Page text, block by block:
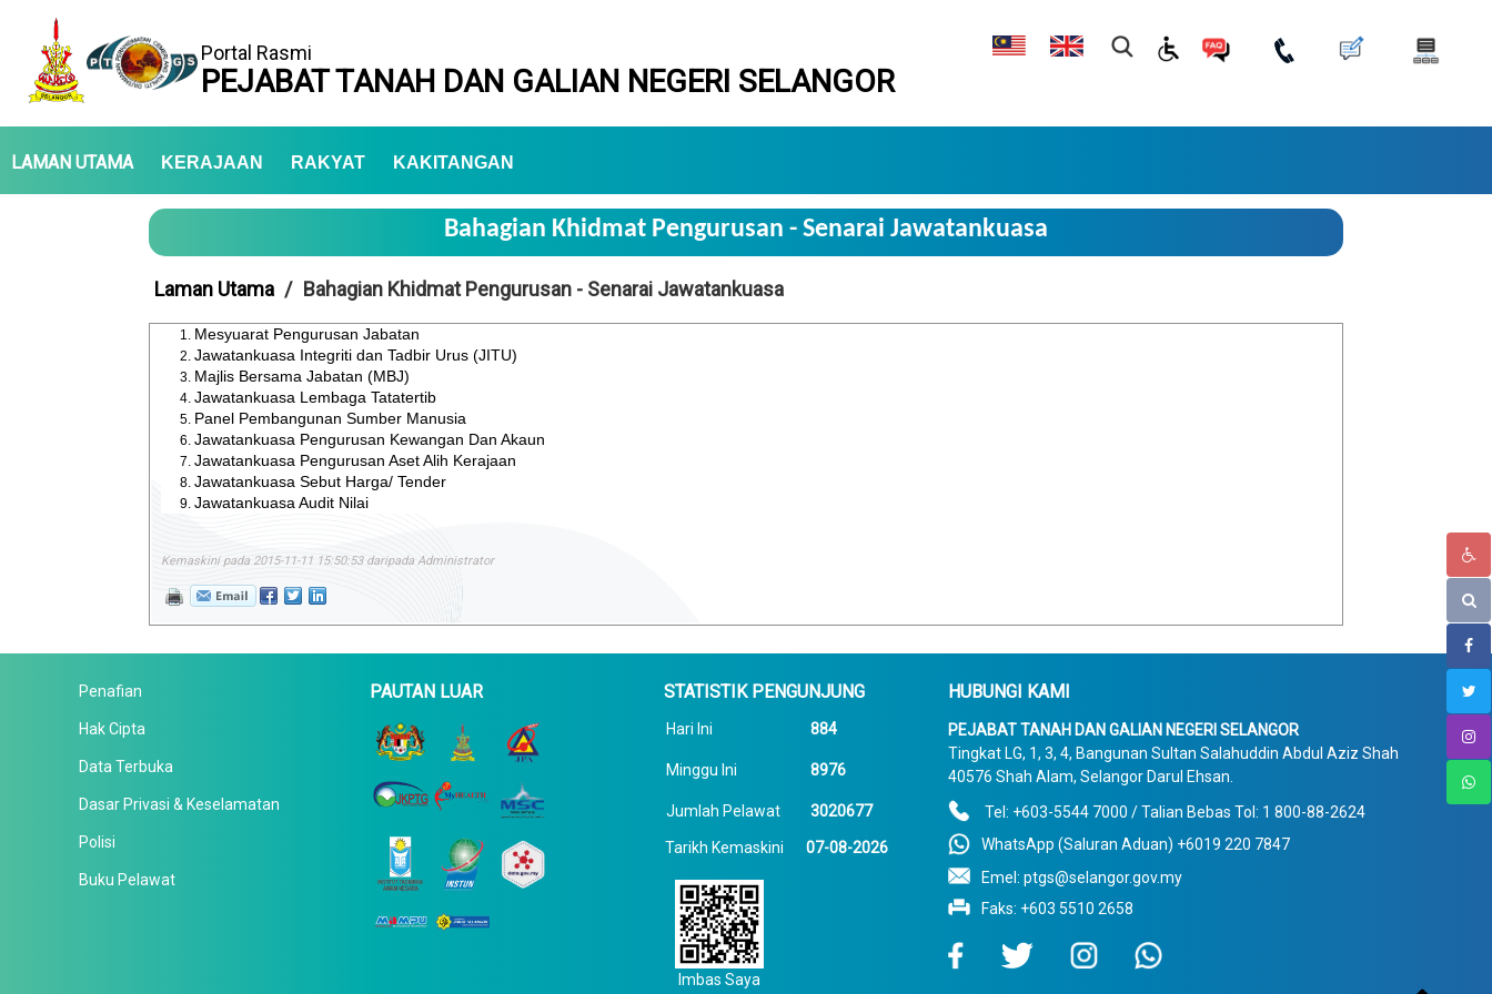
Portal Rasmi
PEJABAT TANAH DAN GALIAN NEGERI SELANGOR
LAMAN UTAMA KERAJAAN RAKYAT KAKITANGAN
Bahagian Khidmat Pengurusan - Senarai Jawatankuasa
Laman Utama Bahagian Khidmat Pengurusan - Senarai Jawatankuasa
Mesyuarat Pengurusan Jabatan
Jawatankuasa Integriti dan Tadbir Urus (JITU)
Majlis Bersama Jabatan (MBJ)
Jawatankuasa Lembaga Tatatertib
Panel Pembangunan Sumber Manusia
Jawatankuasa Pengurusan Kewangan Dan Akaun
Jawatankuasa Pengurusan Aset Alih Kerajaan
Jawatankuasa Sebut Harga/ Tender
Jawatankuasa Audit Nilai
Kemaskini pada 2015-11-11 15:50:53 daripada Administrator
Penafian
Hak Cipta
Data Terbuka
Dasar Privasi & Keselamatan
Polisi
Buku Pelawat
PAUTAN LUAR STATISTIK PENGUNJUNG
Hari Ini 884
Minggu Ini 8976
Jumlah Pelawat 3020677
Tarikh Kemaskini 07-08-2026
Imbas Saya
HUBUNGI KAMI
PEJABAT TANAH DAN GALIAN NEGERI SELANGOR
Tingkat LG, 1, 3, 4, Bangunan Sultan Salahuddin Abdul Aziz Shah
40576 Shah Alam, Selangor Darul Ehsan.
Tel: +603-5544 7000 / Talian Bebas Tol: 1 800-88-2624
WhatsApp (Saluran Aduan) +6019 220 7847
Emel: ptgs@selangor.gov.my
Faks: +603 5510 2658